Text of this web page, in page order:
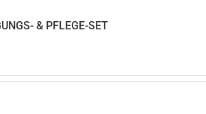
& PFLEGE-SET